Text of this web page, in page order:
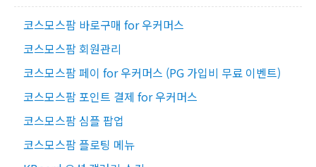
코스모스팜 바로구매 for 우커머스
코스모스팜 회원관리
코스모스팜 페이 for 우커머스 (PG 가입비 무료 이벤트)
코스모스팜 포인트 결제 for 우커머스
코스모스팜 심플 팝업
코스모스팜 플로팅 메뉴